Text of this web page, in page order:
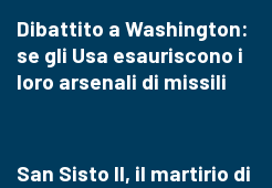
Dibattito a Washington:
se gli Usa esauriscono i
loro arsenali di missili
San Sisto II, il martirio di